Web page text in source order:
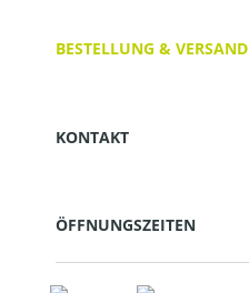
BESTELLUNG & VERSAND
KONTAKT
ÖFFNUNGSZEITEN